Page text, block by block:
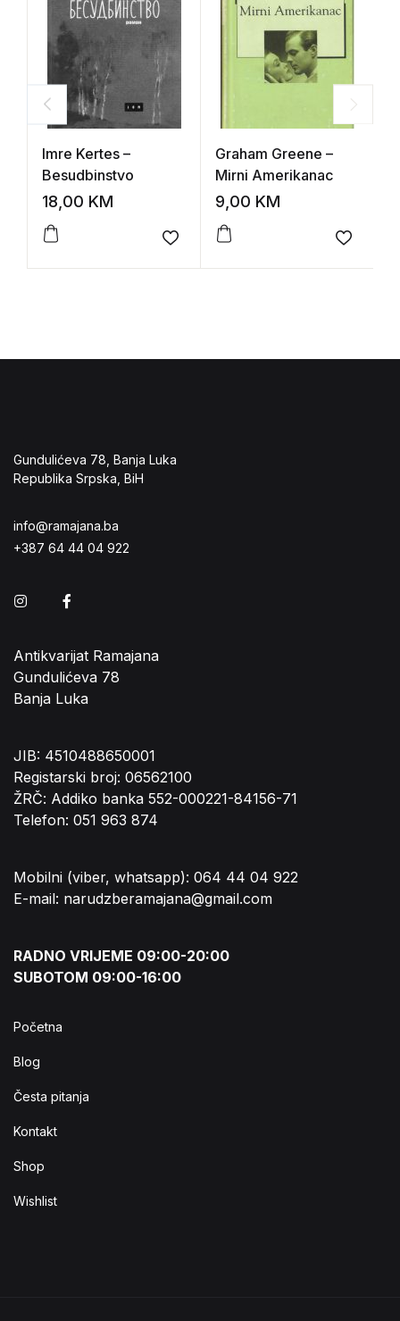
Imre Kertes –
Besudbinstvo
18,00 KM
Add to wishlist
Graham Greene –
Mirni Amerikanac
9,00 KM
Add to
Gundulićeva 78, Banja Luka
Republika Srpska, BiH
info@ramajana.ba
+387 64 44 04 922
Instagram
Antikvarijat Ramajana
Gundulićeva 78
Banja Luka
JIB: 4510488650001
Registarski broj: 06562100
ŽRČ: Addiko banka 552-000221-84156-71
Telefon: 051 963 874
Mobilni (viber, whatsapp): 064 44 04 922
E-mail: narudzberamajana@gmail.com
RADNO VRIJEME 09:00-20:00
SUBOTOM 09:00-16:00
Početna
Blog
Česta pitanja
Kontakt
Shop
Wishlist